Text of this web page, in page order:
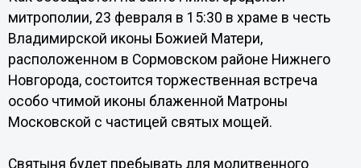
митрополии, 23 февраля в 15:30 в храме в честь
Владимирской иконы Божией Матери,
расположенном в Сормовском районе Нижнего
Новгорода, состоится торжественная встреча
особо чтимой иконы блаженной Матроны
Московской с частицей святых мощей.
Святыня будет пребывать для молитвенного